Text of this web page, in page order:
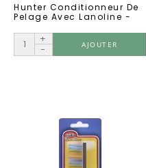
Hunter Conditionneur De
Pelage Avec Lanoline -
+
-
AJOUTER